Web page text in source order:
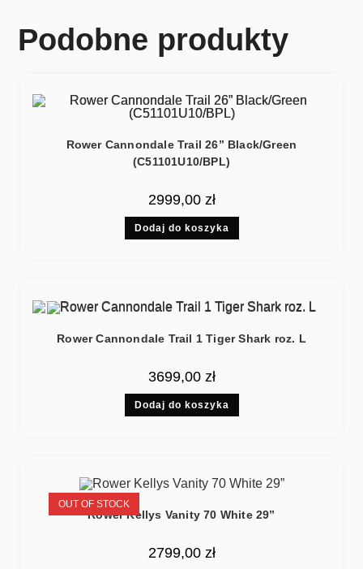
Podobne produkty
Rower Cannondale Trail 26” Black/Green
(C51101U10/BPL)
2999,00 zł
Dodaj do koszyka
Rower Cannondale Trail 1 Tiger Shark roz. L
3699,00 zł
Dodaj do koszyka
OUT OF STOCK
Rower Kellys Vanity 70 White 29”
2799,00 zł